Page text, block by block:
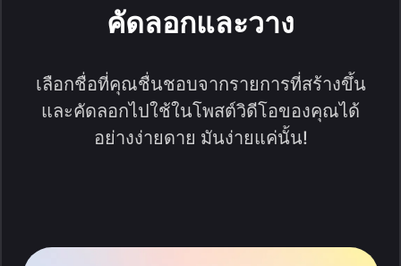
คัดลอกและวาง
เลือกชื่อที่คุณชื่นชอบจากรายการที่สร้างขึ้น
และคัดลอกไปใช้ในโพสต์วิดีโอของคุณได้
อย่างง่ายดาย มันง่ายแค่นั้น!